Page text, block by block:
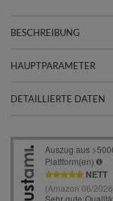
BESCHREIBUNG
HAUPTPARAMETER
DETAILLIERTE DATEN